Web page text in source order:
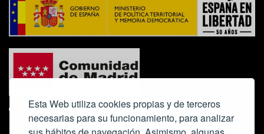
Esta Web utiliza cookies propias y de terceros
necesarias para su funcionamiento, para analizar